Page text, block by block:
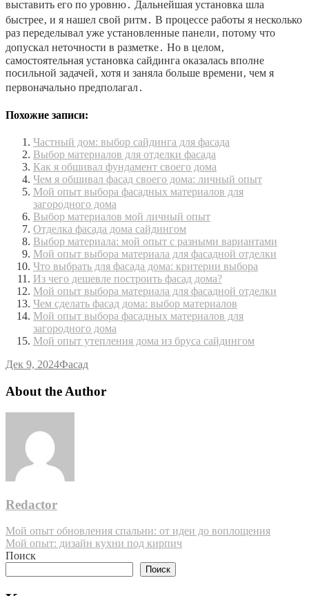
выставить его по уровню․ Дальнейшая установка шла
быстрее‚ и я нашел свой ритм․ В процессе работы я несколько
раз переделывал уже установленные панели‚ потому что
допускал неточности в разметке․ Но в целом‚
самостоятельная установка сайдинга оказалась вполне
посильной задачей‚ хотя и заняла больше времени‚ чем я
первоначально предполагал․
Похожие записи:
Частный дом: выбор сайдинга для фасада
Выбор материалов для отделки фасада
Как я обшивал фундамент своего дома
Чем я обшивал фасад своего дома: личный опыт
Мой опыт выбора фасадных материалов для
загородного дома
Выбор материалов мой личный опыт
Отделка фасада дома сайдингом
Выбор материала: мой опыт с разными вариантами
Мой опыт выбора материала для фасадной отделки
Что выбрать для фасада дома: критерии выбора
Из чего дешевле построить фасад дома?
Мой опыт выбора материала для фасадной отделки
Чем сделать фасад дома: выбор материалов
Мой опыт выбора фасадных материалов для
загородного дома
Мой опыт утепления дома из бруса сайдингом
Дек 9, 2024Фасад
About the Author
Redactor
Навигация
по
Мой опыт обновления спальни: от идеи до воплощения
Мой опыт: дизайн кухни под кирпич
Поиск
Поиск